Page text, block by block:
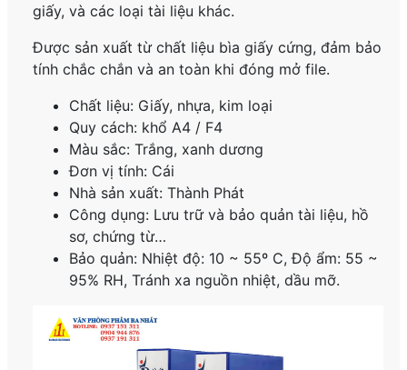
giấy, và các loại tài liệu khác.
Được sản xuất từ chất liệu bìa giấy cứng, đảm bảo
tính chắc chắn và an toàn khi đóng mở file.
Chất liệu: Giấy, nhựa, kim loại
Quy cách: khổ A4 / F4
Màu sắc: Trắng, xanh dương
Đơn vị tính: Cái
Nhà sản xuất: Thành Phát
Công dụng: Lưu trữ và bảo quản tài liệu, hồ
sơ, chứng từ…
Bảo quản: Nhiệt độ: 10 ~ 55º C, Độ ẩm: 55 ~
95% RH, Tránh xa nguồn nhiệt, dầu mỡ.